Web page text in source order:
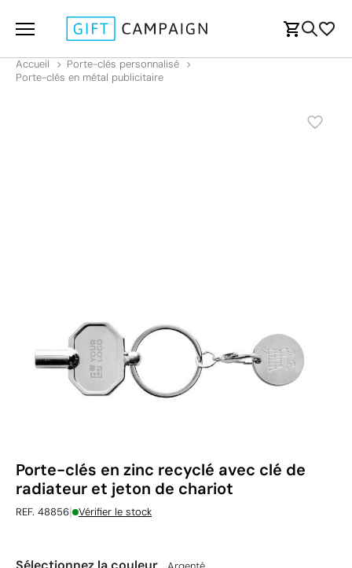
Accueil
Porte-clés personnalisé
Porte-clés en métal publicitaire
Porte-clés en zinc recyclé avec clé de
radiateur et jeton de chariot
REF. 48856| Vérifier le stock